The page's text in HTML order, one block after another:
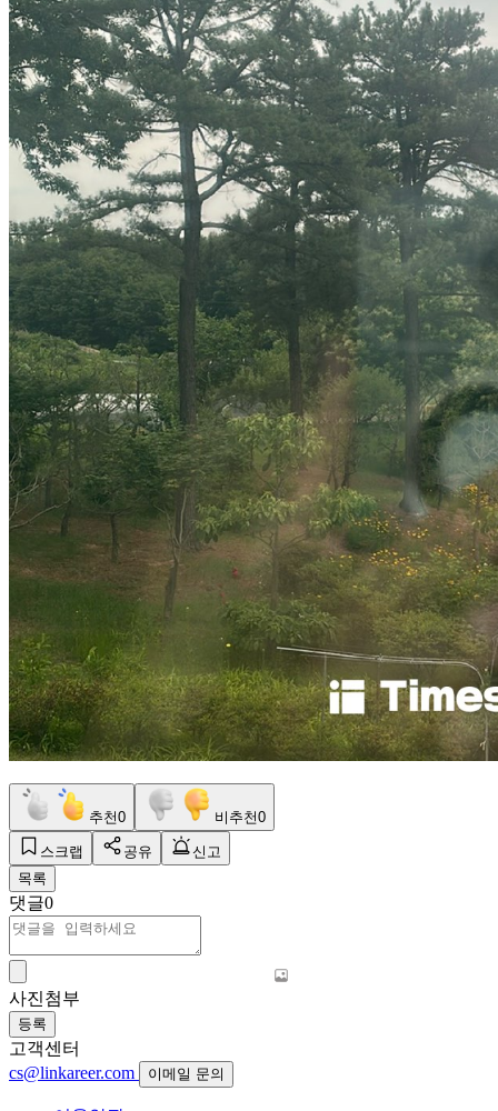
추천0 비추천0
스크랩 공유
신고
목록
댓글0
사진첨부
등록
고객센터
cs@linkareer.com
이메일 문의